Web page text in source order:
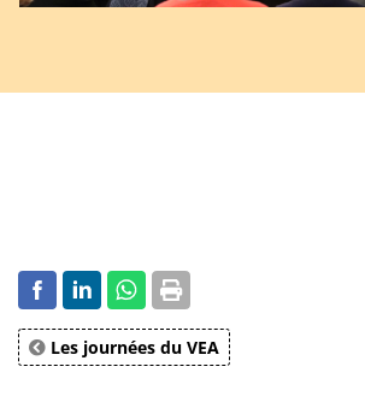
Les journées du VEA